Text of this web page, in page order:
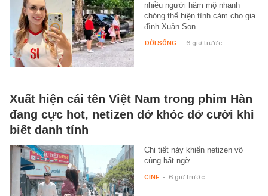
nhiều người hâm mộ nhanh
chóng thể hiện tình cảm cho gia
đình Xuân Son.
ĐỜI SỐNG - 6 giờ trước
Xuất hiện cái tên Việt Nam trong phim Hàn
đang cực hot, netizen dở khóc dở cười khi
biết danh tính
Chi tiết này khiến netizen vô
cùng bất ngờ.
CINE - 6 giờ trước